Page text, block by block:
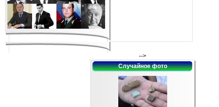
-->
Случайное фото